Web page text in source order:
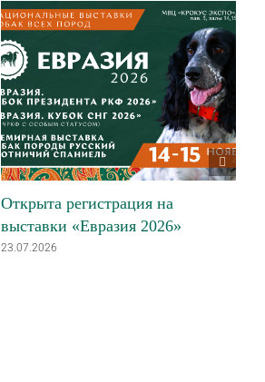
Открыта регистрация на
выставки «Евразия 2026»
23.07.2026